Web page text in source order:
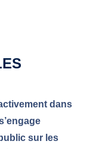
dans
sur les